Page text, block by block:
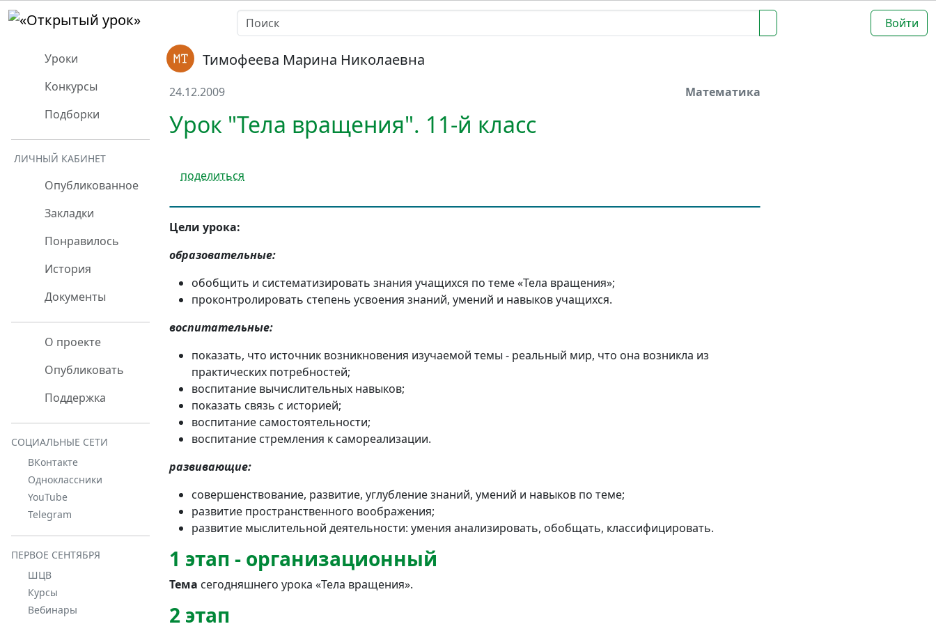
Войти
Уроки
Конкурсы
Подборки
ЛИЧНЫЙ КАБИНЕТ
Опубликованное
Закладки
Понравилось
История
Документы
О проекте
Опубликовать
Поддержка
СОЦИАЛЬНЫЕ СЕТИ
ВКонтакте
Одноклассники
YouTube
Telegram
ПЕРВОЕ СЕНТЯБРЯ
ШЦВ
Курсы
Вебинары
Тимофеева Марина Николаевна
24.12.2009 Математика
Урок "Тела вращения". 11-й класс
поделиться
Цели урока:
образовательные:
обобщить и систематизировать знания учащихся по теме «Тела вращения»;
проконтролировать степень усвоения знаний, умений и навыков учащихся.
воспитательные:
показать, что источник возникновения изучаемой темы - реальный мир, что она возникла из
практических потребностей;
воспитание вычислительных навыков;
показать связь с историей;
воспитание самостоятельности;
воспитание стремления к самореализации.
развивающие:
совершенствование, развитие, углубление знаний, умений и навыков по теме;
развитие пространственного воображения;
развитие мыслительной деятельности: умения анализировать, обобщать, классифицировать.
1 этап - организационный
Тема сегодняшнего урока «Тела вращения».
2 этап